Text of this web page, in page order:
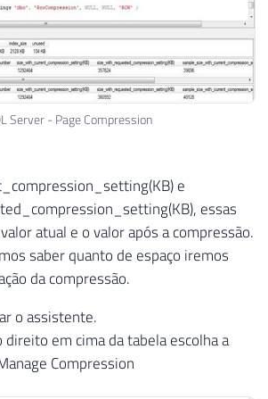
Server - Page Compression
e
essas
atual e o valor após a compressão.
saber quanto de espaço iremos
da compressão.
o assistente.
direito em cima da tabela escolha a
Compression